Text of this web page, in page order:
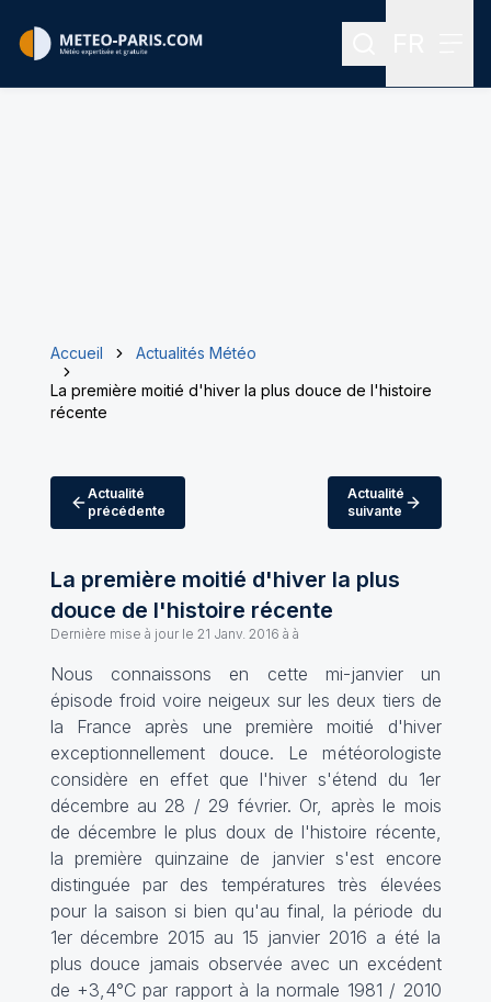
Rechercher
Accueil
Actualités Météo
La première moitié d'hiver la plus douce de l'histoire
récente
Actualité
précédente
Actualité
suivante
La première moitié d'hiver la plus
douce de l'histoire récente
Dernière mise à jour le 21 Janv. 2016 à à
Nous connaissons en cette mi-janvier un
épisode froid voire neigeux sur les deux tiers de
la France après une première moitié d'hiver
exceptionnellement douce. Le météorologiste
considère en effet que l'hiver s'étend du 1er
décembre au 28 / 29 février. Or, après le mois
de décembre le plus doux de l'histoire récente,
la première quinzaine de janvier s'est encore
distinguée par des températures très élevées
pour la saison si bien qu'au final, la période du
1er décembre 2015 au 15 janvier 2016 a été la
plus douce jamais observée avec un excédent
de +3,4°C par rapport à la normale 1981 / 2010